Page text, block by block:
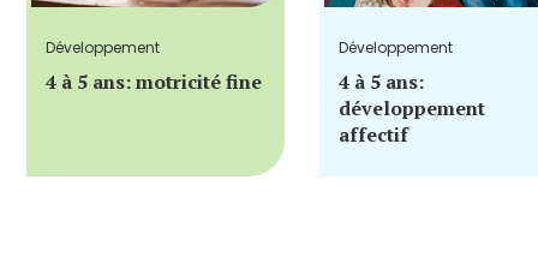
Développement
4 à 5 ans: motricité fine
Développement
4 à 5 ans:
développement
affectif